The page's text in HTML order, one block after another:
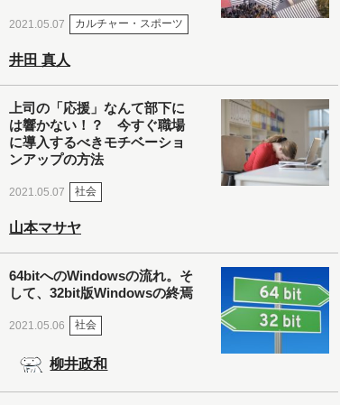
2021.05.07 カルチャー・スポーツ
井田 真人
上司の「応援」なんて部下に
は響かない！？ 今すぐ職場
に導入するべきモチベーショ
ンアップの方法
2021.05.07 社会
山本マサヤ
64bitへのWindowsの流れ。そ
して、32bit版Windowsの終焉
2021.05.06 社会
柳井政和